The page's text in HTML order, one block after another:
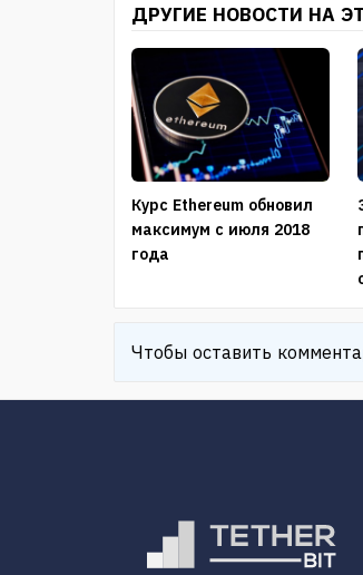
ДРУГИЕ НОВОСТИ НА
Курс Ethereum обновил
максимум с июля 2018
года
Чтобы оставить